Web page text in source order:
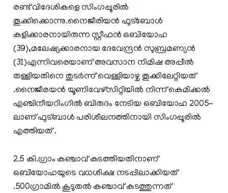
രണ്ട് വിദേശികളെ സിംഗപ്പൂരില്‍
തൂക്കിക്കൊന്നു.നൈജീരിയന്‍ ഫുട്ബോള്‍
കളിക്കാരനായിരുന്ന സ്റ്റീഫന്‍ ഒബിയോഹ
(39),മലേഷ്യക്കാരനായ ദേവേന്ദ്രന്‍ സുബ്രമണ്യന്‍
(31)എന്നിവരെയാണ് അവസാന നിമിഷ അപ്പീല്‍
തള്ളിയതിനെ തുടര്‍ന്ന് വെള്ളിയാഴ്ച തൂക്കിലേറ്റിയത്
.നൈജീരയന്‍ യൂണിവേഴ്സിറ്റിയില്‍ നിന്ന് കെമിക്കല്‍
എഞ്ചിനീയറിംഗില്‍ ബിരുദം നേടിയ ഒബിയോഹ 2005-
ലാണ് ഫുട്ബാള്‍ പരിശീലനത്തിനായി സിംഗപ്പൂരില്‍
എത്തിയത് .
2.5 കി.ഗ്രാം കഞ്ചാവ് കടത്തിയതിനാണ്
ഒബിയോഹയുടെ വധശിക്ഷ നടപ്പിലാക്കിയത്
.500ഗ്രാമില്‍ കൂടുതല്‍ കഞ്ചാവ് കടത്തുന്നത്